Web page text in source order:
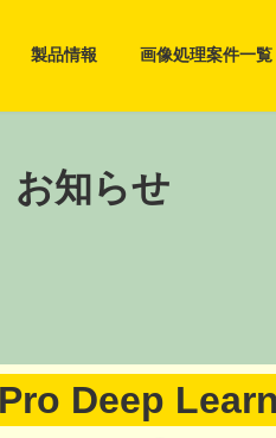
製品情報 画像処理案件一覧
お知らせ
Deep